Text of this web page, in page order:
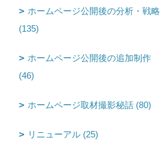
ホームページ公開後の分析・戦略
(135)
ホームページ公開後の追加制作
(46)
ホームページ取材撮影秘話 (80)
リニューアル (25)